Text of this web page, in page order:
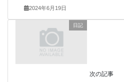
2024年6月19日
日記
次の記事